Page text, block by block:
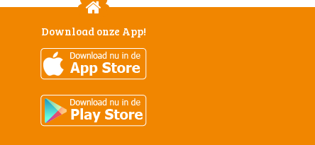
Download onze App!